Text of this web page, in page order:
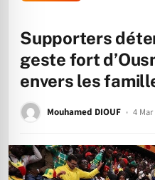
Supporters
geste fort
envers les
Mouhamed DIOUF 4